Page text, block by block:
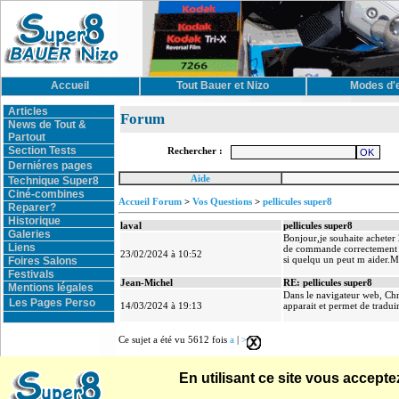
Accueil Tout Bauer et Nizo Modes
Articles
News de Tout &
Partout
Section Tests
Derniéres pages
Technique Super8
Ciné-combines
Reparer?
Historique
Galeries
Liens
Foires Salons
Festivals
Mentions légales
Les Pages Perso
Forum
Rechercher :
Aide
Accueil Forum > Vos Questions > pellicules super8
laval pellicules super8
23/02/2024 à 10:52
Bonjour,je souhaite
de commande
si quelqu un peut m
Jean-Michel RE: pellicules super8
14/03/2024 à 19:13
Dans le navigateur web,
apparait et permet de
Ce sujet a été vu 5612 fois a | >
En utilisant ce site vous